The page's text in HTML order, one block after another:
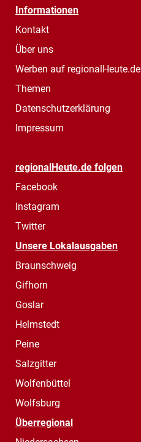
Informationen
Kontakt
Über uns
Werben auf regionalHeute.de
Themen
Datenschutzerklärung
Impressum
regionalHeute.de folgen
Facebook
Instagram
Twitter
Unsere Lokalausgaben
Braunschweig
Gifhorn
Goslar
Helmstedt
Peine
Salzgitter
Wolfenbüttel
Wolfsburg
Überregional